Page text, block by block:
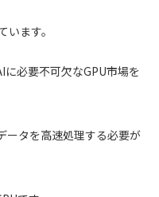
ます。
必要不可欠なGPU市場を
ータを高速処理する必要が